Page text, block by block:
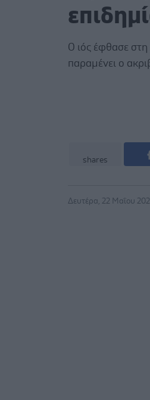
Ο ιός έφθασε
παραμένει ο
shares
Δευτέρα, 22 Μαΐου